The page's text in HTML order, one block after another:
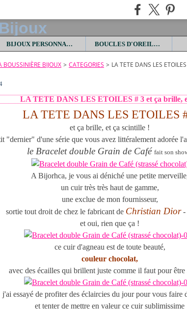
BIJOUX PERSONNALISES BOUCLES D'OREILLES
BOUSSINIÈRE BIJOUX > CATEGORIES > LA TETE DANS LES
LA TETE DANS LES ETOILES # 3 et ça brille,
LA TETE DANS LES ETOILES
et ça brille, et ça scintille !
"dernier" d'une série que vous avez littéralement adorée
le Bracelet double Grain de Café fait son
A Bijorhca, je vous ai déniché une petite
un cuir très très haut de gamme,
une exclue de mon fournisseur,
sortie tout droit de chez le fabricant de Christian Dior-
et oui, rien que ça !
ce cuir d'agneau est de toute beauté,
couleur chocolat,
avec des écailles qui brillent juste comme il faut pour être
j'ai essayé de profiter des éclaircies du jour pour vous faire
et tenter de mettre en valeur ce cuir sublimissime